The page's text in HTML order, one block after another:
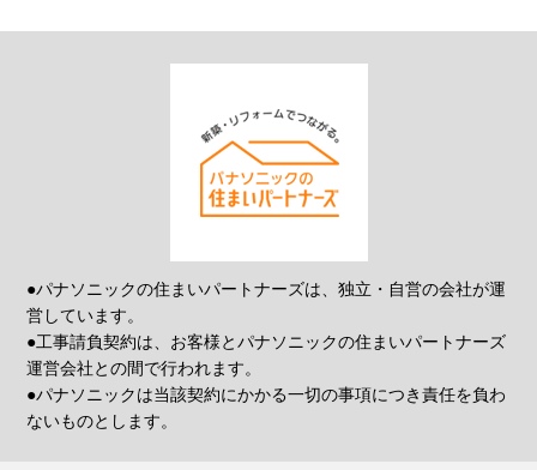
●パナソニックの住まいパートナーズは、独立・自営の会社が運
営しています。
●工事請負契約は、お客様とパナソニックの住まいパートナーズ
運営会社との間で行われます。
●パナソニックは当該契約にかかる一切の事項につき責任を負わ
ないものとします。